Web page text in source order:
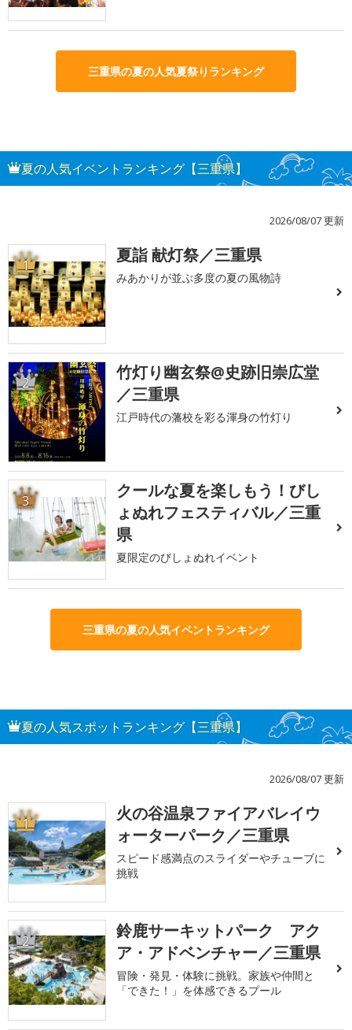
三重県の夏の人気夏祭りランキング
夏の人気イベントランキング【三重県】
2026/08/07 更新
1 夏詣 献灯祭／三重県
みあかりが並ぶ多度の夏の風物詩
2
竹灯り幽玄祭@史跡旧崇広堂
／三重県
江戸時代の藩校を彩る渾身の竹灯り
3
クールな夏を楽しもう！びし
ょぬれフェスティバル／三重
県
夏限定のびしょぬれイベント
三重県の夏の人気イベントランキング
夏の人気スポットランキング【三重県】
2026/08/07 更新
1
火の谷温泉ファイアバレイウ
ォーターパーク／三重県
スピード感満点のスライダーやチューブに
挑戦
2
鈴鹿サーキットパーク アク
ア・アドベンチャー／三重県
冒険・発見・体験に挑戦。家族や仲間と
「できた！」を体感できるプール